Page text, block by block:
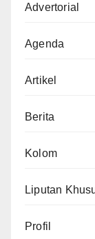
Advertorial
Agenda
Artikel
Berita
Kolom
Liputan
Profil